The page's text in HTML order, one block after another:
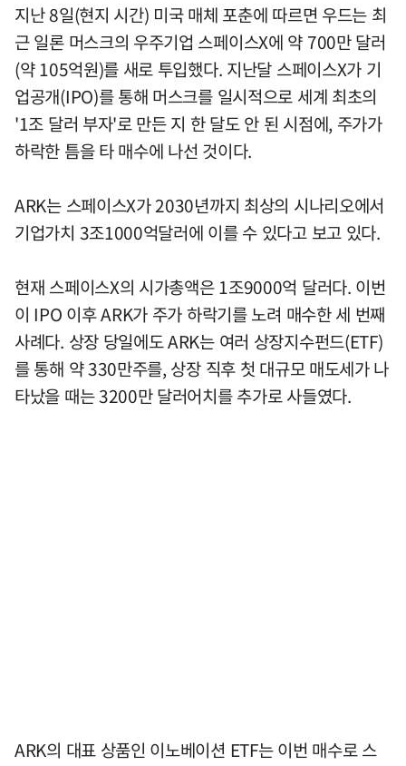
지난 8일(현지 시간) 미국 매체 포춘에 따르면 우드는 최
근 일론 머스크의 우주기업 스페이스X에 약 700만 달러
(약 105억원)를 새로 투입했다. 지난달 스페이스X가 기
업공개(IPO)를 통해 머스크를 일시적으로 세계 최초의
'1조 달러 부자'로 만든 지 한 달도 안 된 시점에, 주가가
하락한 틈을 타 매수에 나선 것이다.
ARK는 스페이스X가 2030년까지 최상의 시나리오에서
기업가치 3조1000억달러에 이를 수 있다고 보고 있다.
현재 스페이스X의 시가총액은 1조9000억 달러다. 이번
이 IPO 이후 ARK가 주가 하락기를 노려 매수한 세 번째
사례다. 상장 당일에도 ARK는 여러 상장지수펀드(ETF)
를 통해 약 330만주를, 상장 직후 첫 대규모 매도세가 나
타났을 때는 3200만 달러어치를 추가로 사들였다.
ARK의 대표 상품인 이노베이션 ETF는 이번 매수로 스